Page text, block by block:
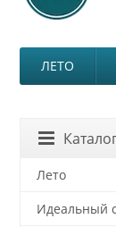
ЛЕТО
Лето
Идеальный